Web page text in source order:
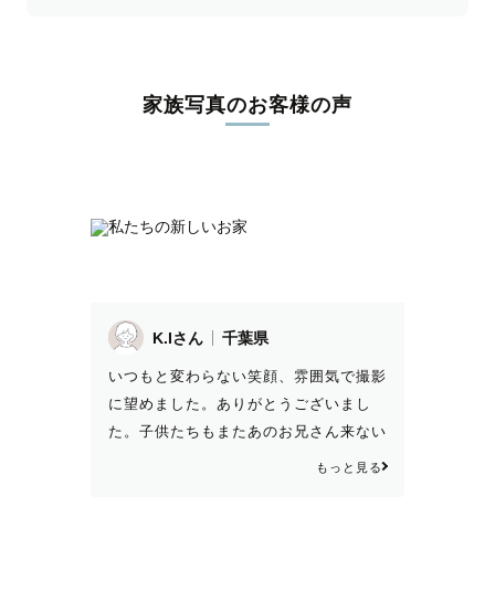
家族写真のお客様の声
K.Iさん 千葉県
いつもと変わらない笑顔、雰囲気で撮影
に望めました。ありがとうございまし
た。子供たちもまたあのお兄さん来ない
の？と、聞かれています。また機会があ
もっと見る